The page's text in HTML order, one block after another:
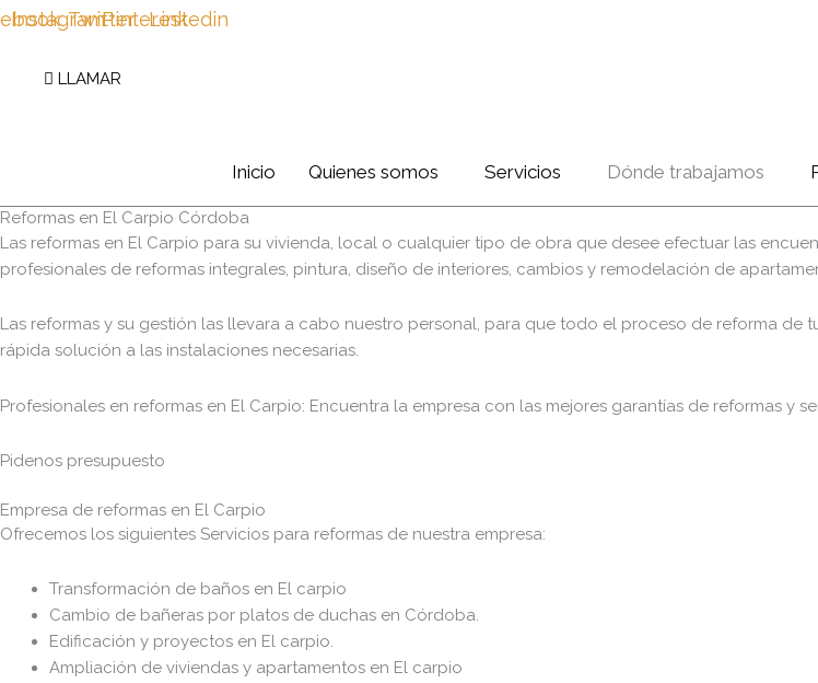
Instagram
TwitterPinterestLinkedin
LLAMAR
Inicio Quienes somos Servicios Dónde trabajamos
Reformas en El Carpio Córdoba
Las reformas en El Carpio para su vivienda, local o cualquier tipo de obra que desee efectuar las
profesionales de reformas integrales, pintura, diseño de interiores, cambios y remodelación de
Las reformas y su gestión las llevara a cabo nuestro personal, para que todo el proceso de reforma
rápida solución a las instalaciones necesarias.
Profesionales en reformas en El Carpio: Encuentra la empresa con las mejores garantías de reformas y
Pidenos presupuesto
Empresa de reformas en El Carpio
Ofrecemos los siguientes Servicios para reformas de nuestra empresa:
Transformación de baños en El carpio
Cambio de bañeras por platos de duchas en Córdoba.
Edificación y proyectos en El carpio.
Ampliación de viviendas y apartamentos en El carpio